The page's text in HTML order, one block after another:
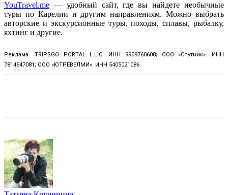
YouTravel.me — удобный сайт, где вы найдете необычные
туры по Карелии и другим направлениям. Можно выбрать
авторские и экскурсионные туры, походы, сплавы, рыбалку,
яхтинг и другие.
Реклама. TRIPSGO PORTAL L.L.C. ИНН 9909760608; ООО «Спутник». ИНН
7814547081; ООО «ЮТРЕВЕЛМИ». ИНН 5405021086.